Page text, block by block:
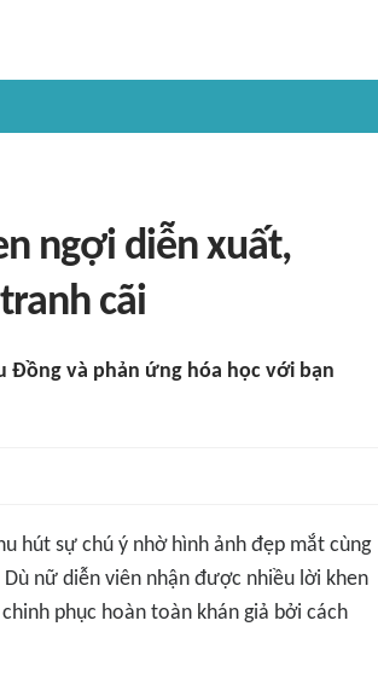
ngợi diễn xuất,
cãi
Đồng và phản ứng hóa học với bạn
hút sự chú ý nhờ hình ảnh đẹp mắt cùng
nữ diễn viên nhận được nhiều lời khen
phục hoàn toàn khán giả bởi cách